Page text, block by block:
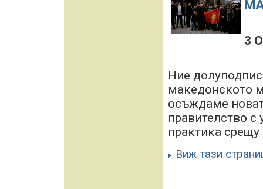
3
Ние
македонското
осъждаме
правителство с
практика
Виж тази